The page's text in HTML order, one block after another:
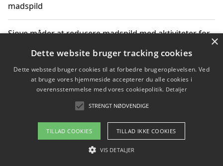
madspild
Sjove måder at reducere madspild med aktiviteter for
Hvor finder jeg nemme måltidskasser i Vejle
Om / kontakt
Blog Betingelser
×
Dette website bruger tracking cookies
Dette websted bruger cookies til at forbedre brugeroplevelsen. Ved
at bruge vores hjemmeside accepterer du alle cookies i
overensstemmelse med vores cookiepolitik. Detaljer
STRENGT NØDVENDIGE
TILLAD COOKIES TILLAD IKKE COOKIES
VIS DETALJER